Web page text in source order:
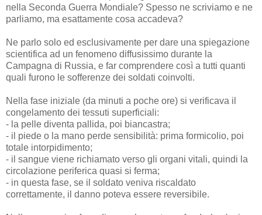
nella Seconda Guerra Mondiale? Spesso ne scriviamo e ne
parliamo, ma esattamente cosa accadeva?
Ne parlo solo ed esclusivamente per dare una spiegazione
scientifica ad un fenomeno diffusissimo durante la
Campagna di Russia, e far comprendere così a tutti quanti
quali furono le sofferenze dei soldati coinvolti.
Nella fase iniziale (da minuti a poche ore) si verificava il
congelamento dei tessuti superficiali:
- la pelle diventa pallida, poi biancastra;
- il piede o la mano perde sensibilità: prima formicolio, poi
totale intorpidimento;
- il sangue viene richiamato verso gli organi vitali, quindi la
circolazione periferica quasi si ferma;
- in questa fase, se il soldato veniva riscaldato
correttamente, il danno poteva essere reversibile.